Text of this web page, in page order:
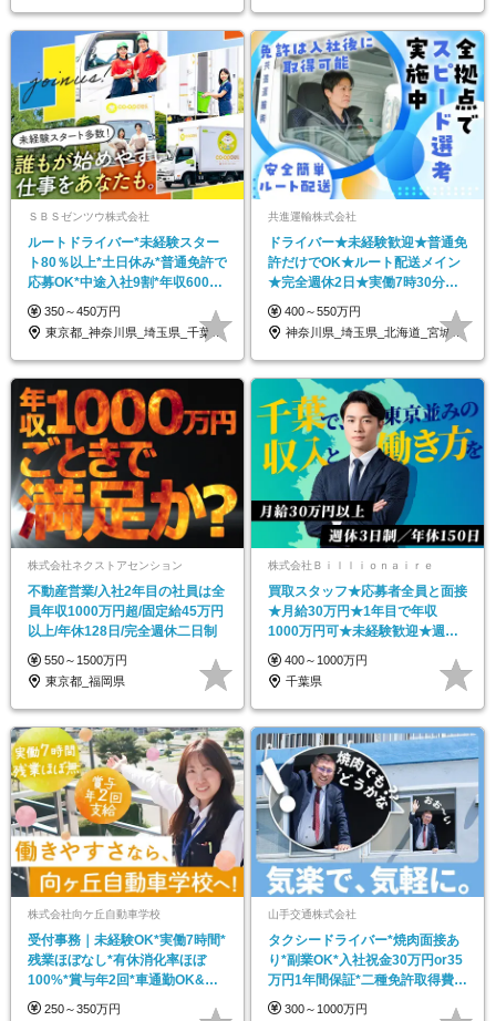
ＳＢＳゼンツウ株式会社
ルートドライバー*未経験スター
ト80％以上*土日休み*普通免許で
応募OK*中途入社9割*年収600万
円も可能
350～450万円
東京都_神奈川県_埼玉県_千葉県_大阪府…
共進運輸株式会社
ドライバー★未経験歓迎★普通免
許だけでOK★ルート配送メイン
★完全週休2日★実働7時30分★
転勤なし
400～550万円
神奈川県_埼玉県_北海道_宮城県_福島県…
株式会社ネクストアセンション
不動産営業/入社2年目の社員は全
員年収1000万円超/固定給45万円
以上/年休128日/完全週休二日制
550～1500万円
東京都_福岡県
株式会社Ｂｉｌｌｉｏｎａｉｒｅ
買取スタッフ★応募者全員と面接
★月給30万円★1年目で年収
1000万円可★未経験歓迎★週休3
日制★4月入社OK
400～1000万円
千葉県
株式会社向ケ丘自動車学校
受付事務｜未経験OK*実働7時間*
残業ほぼなし*有休消化率ほぼ
100%*賞与年2回*車通勤OK&送
迎バスあり
250～350万円
山手交通株式会社
タクシードライバー*焼肉面接あ
り*副業OK*入社祝金30万円or35
万円1年間保証*二種免許取得費用
全額負担
300～1000万円